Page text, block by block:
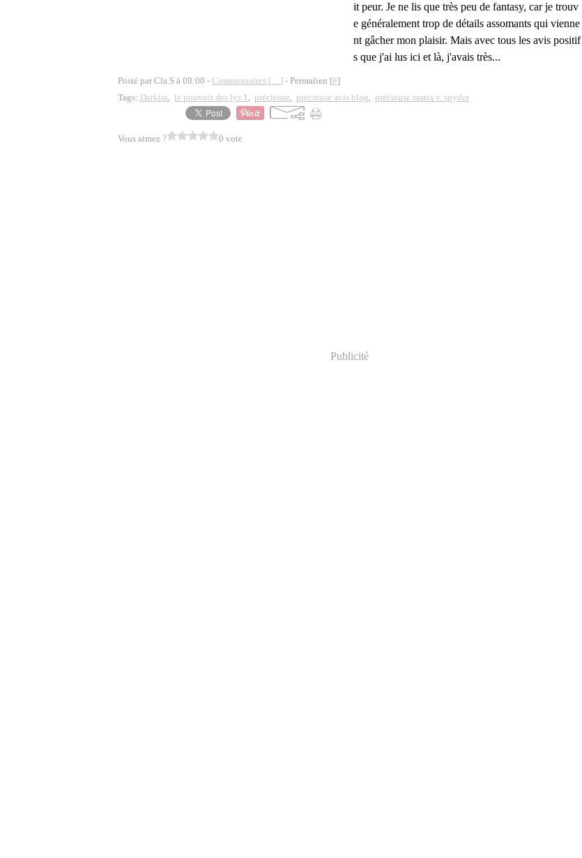
it peur. Je ne lis que très peu de fantasy, car je trouv
e généralement trop de détails assomants qui vienne
nt gâcher mon plaisir. Mais avec tous les avis positif
s que j'ai lus ici et là, j'avais très...
Posté par Cla S à 08:00 - Commentaires […] - Permalien [#]
Tags: Darkiss, le pouvoir des lys 1 , précieuse, précieuse avis blog, précieuse maria v. snyder
Vous aimez ? 0 vote
Publicité